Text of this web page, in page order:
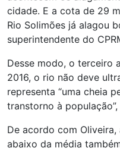
cidade. E a cota de 29
Rio Solimões já alagou
superintendente do
Desse modo, o terceiro
2016, o rio não deve
representa “uma cheia
transtorno à
De acordo com
abaixo da média